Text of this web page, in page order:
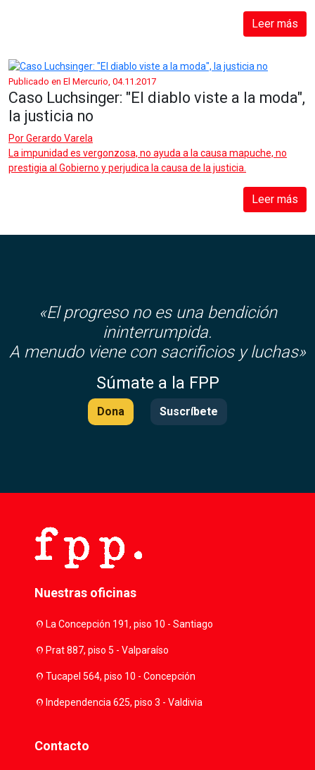
Leer más
Publicado en El Mercurio, 04.11.2017
Caso Luchsinger: "El diablo viste a la moda",
la justicia no
PorGerardo Varela
La impunidad es vergonzosa, no ayuda a la causa mapuche, no
prestigia al Gobierno y perjudica la causa de la justicia.
Leer más
«El progreso no es una bendición
ininterrumpida.
A menudo viene con sacrificios y luchas»
Súmate a la FPP
Dona Suscríbete
Nuestras oficinas
location_onLa Concepción 191, piso 10 - Santiago
location_onPrat 887, piso 5 - Valparaíso
location_onTucapel 564, piso 10 - Concepción
location_onIndependencia 625, piso 3 - Valdivia
Contacto